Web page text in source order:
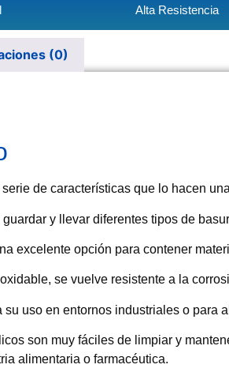
Alta Resistencia
(0)
de características que lo hacen
y llevar diferentes tipos de
excelente opción para contener
se vuelve resistente a la
su uso en entornos industriales o para
son muy fáciles de limpiar y
alimentaria o farmacéutica.